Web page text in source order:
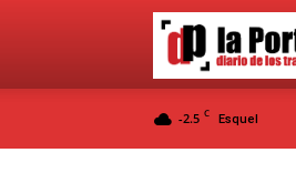
-2.5 C Esquel